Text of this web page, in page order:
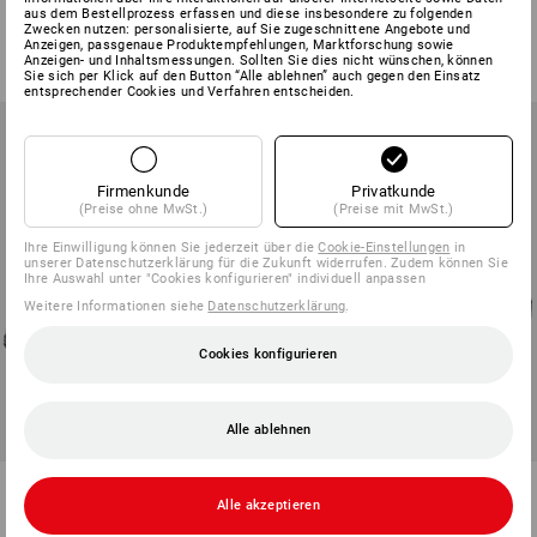
1 Farbe
ab 130,78 €
(m. MwSt.) ab 10 Paar
4 Farben
ab 83,18 €
(m. MwSt.) ab 10 Paar
S7 Sicherheitsschuhe e.s.
Passau mid
Cebus low
aus dem Bestellprozess erfassen und diese insbesondere zu folgenden
Zwecken nutzen: personalisierte, auf Sie zugeschnittene Angebote und
Anzeigen, passgenaue Produktempfehlungen, Marktforschung sowie
Anzeigen- und Inhaltsmessungen. Sollten Sie dies nicht wünschen, können
Sie sich per Klick auf den Button “Alle ablehnen” auch gegen den Einsatz
entsprechender Cookies und Verfahren entscheiden.
Firmenkunde
(Preise ohne MwSt.)
Privatkunde
(Preise mit MwSt.)
Ihre Einwilligung können Sie jederzeit über dieCookie-Einstellungen in
unserer Datenschutzerklärung für die Zukunft widerrufen. Zudem können Sie
Ihre Auswahl unter "Cookies konfigurieren" individuell anpassen
Weitere Informationen siehe Datenschutzerklärung.
Cookies konfigurieren
Alle ablehnen
Alle akzeptieren